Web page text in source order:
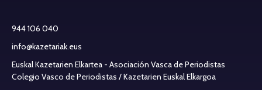
944 106 040
info@kazetariak.eus
Euskal Kazetarien Elkartea - Asociación Vasca de Periodistas
Colegio Vasco de Periodistas / Kazetarien Euskal Elkargoa